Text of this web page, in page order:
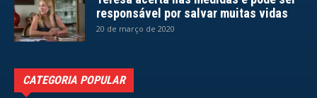
responsável por salvar muitas vidas
20 de março de 2020
CATEGORIA POPULAR